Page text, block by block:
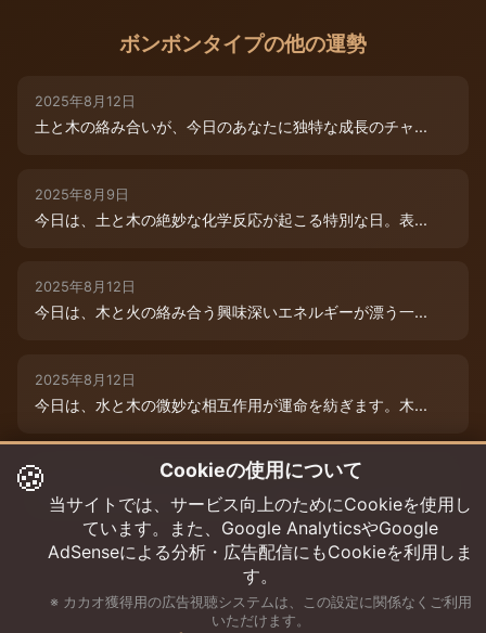
ボンボンタイプの他の運勢
2025年8月12日
土と木の絡み合いが、今日のあなたに独特な成長のチャ...
2025年8月9日
今日は、土と木の絶妙な化学反応が起こる特別な日。表...
2025年8月12日
今日は、木と火の絡み合う興味深いエネルギーが漂う一...
2025年8月12日
今日は、水と木の微妙な相互作用が運命を紡ぎます。木...
2025年8月12日
今日は、情熱的な炎のエネルギーと柔軟な木のしなやか...
🍪 Cookieの使用について
当サイトでは、サービス向上のためにCookieを使用し
ています。また、Google AnalyticsやGoogle
AdSenseによる分析・広告配信にもCookieを利用しま
す。
※ カカオ獲得用の広告視聴システムは、この設定に関係なくご利用
いただけます。